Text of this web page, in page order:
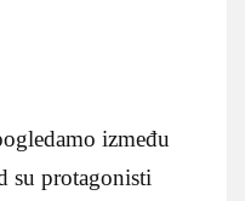
između
su protagonisti